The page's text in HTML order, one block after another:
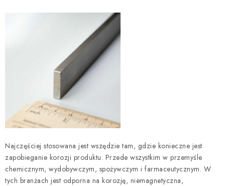
Najczęściej stosowana jest wszędzie tam, gdzie konieczne jest
zapobieganie korozji produktu. Przede wszystkim w przemyśle
chemicznym, wydobywczym, spożywczym i farmaceutycznym. W
tych branżach jest odporna na korozję, niemagnetyczna,